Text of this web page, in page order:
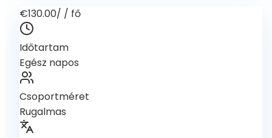
€130.00/ / fő
Időtartam
Egész napos
Csoportméret
Rugalmas